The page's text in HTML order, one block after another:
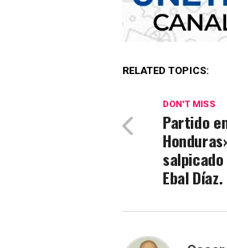
RELATED TOPICS:
DON'T MISS
Partido
Ebal Díaz.